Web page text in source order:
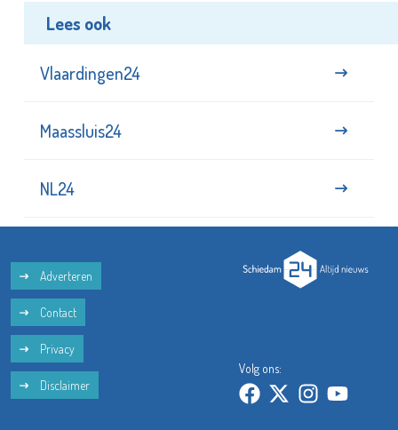
Lees ook
Vlaardingen24
Maassluis24
NL24
Adverteren
Contact
Privacy
Disclaimer
Volg ons: